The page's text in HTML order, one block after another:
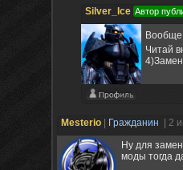
Silver_Ice Автор
Читай
Mesterio Гражданин
| 2
Ну для
моды тогда